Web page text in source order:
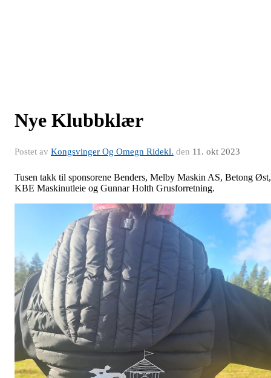
Nye Klubbklær
Postet av Kongsvinger Og Omegn Ridekl. den 11. okt 2023
Tusen takk til sponsorene Benders, Melby Maskin AS, Betong Øst,
KBE Maskinutleie og Gunnar Holth Grusforretning.